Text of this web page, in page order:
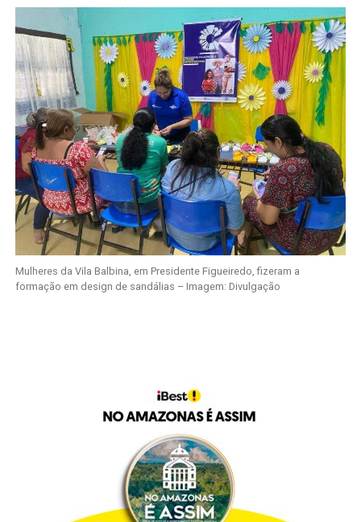
Mulheres da Vila Balbina, em Presidente Figueiredo, fizeram a
formação em design de sandálias – Imagem: Divulgação